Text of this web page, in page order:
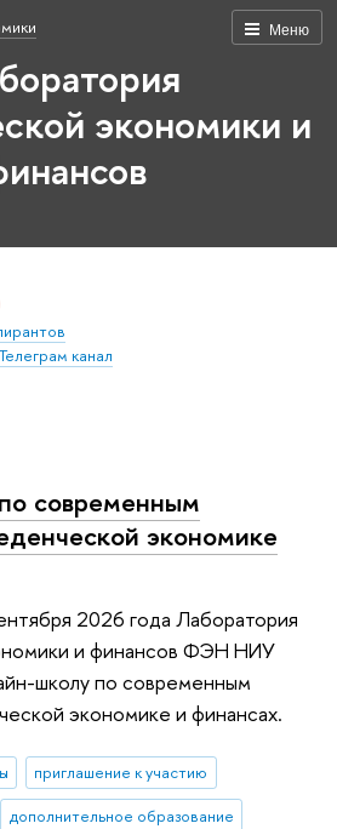
Меню
экономики и
канал
современным
экономике
2026 года Лаборатория
и финансов ФЭН НИУ
школу по современным
экономике и финансах.
приглашение к участию
дополнительное образование